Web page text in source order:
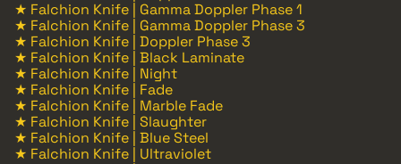
★ Falchion Knife | Gamma Doppler Phase 1
★ Falchion Knife | Gamma Doppler Phase 3
★ Falchion Knife | Doppler Phase 3
★ Falchion Knife | Black Laminate
★ Falchion Knife | Night
★ Falchion Knife | Fade
★ Falchion Knife | Marble Fade
★ Falchion Knife | Slaughter
★ Falchion Knife | Blue Steel
★ Falchion Knife | Ultraviolet